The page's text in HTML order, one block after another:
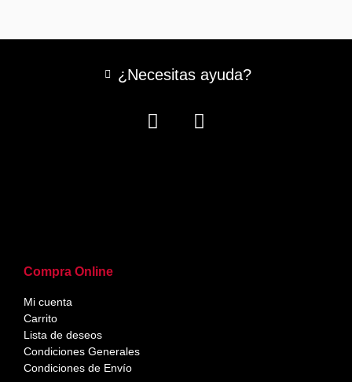
Compra Online
Mi cuenta
Carrito
Lista de deseos
Condiciones Generales
Condiciones de Envío
¿Necesitas ayuda?